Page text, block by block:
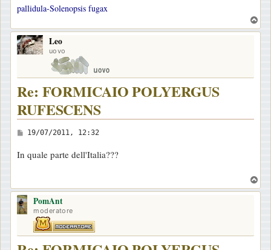
pallidula-Solenopsis fugax
o
Leo
uovo
Re: FORMICAIO POLYERGUS
RUFESCENS
M
s
a
g
g
o
19/07/2011, 12:32
In quale parte dell'Italia???
o
PomAnt
moderatore